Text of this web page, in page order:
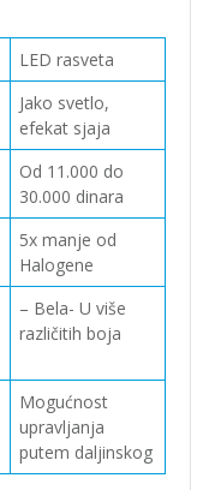
LED rasveta
Jako svetlo,
efekat sjaja
Od 11.000 do
30.000 dinara
5x manje od
Halogene
– Bela- U više
različitih boja
Mogućnost
upravljanja
putem daljinskog